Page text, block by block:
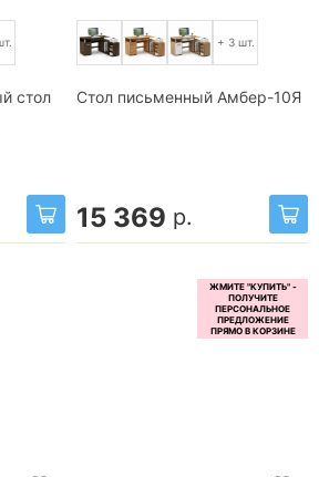
стол
+ 3 шт.
Стол письменный Амбер-10Я
15 369 р.